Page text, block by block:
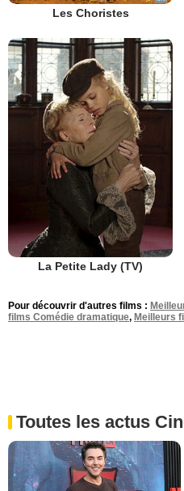
Les Choristes
La Petite Lady (TV)
Pour découvrir d'autres films :
films Comédie dramatique, Meilleurs
Toutes les actus